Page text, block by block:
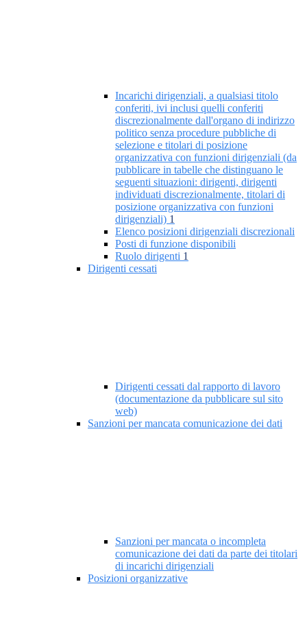
Incarichi dirigenziali, a qualsiasi titolo
conferiti, ivi inclusi quelli conferiti
discrezionalmente dall'organo di indirizzo
politico senza procedure pubbliche di
selezione e titolari di posizione
organizzativa con funzioni dirigenziali (da
pubblicare in tabelle che distinguano le
seguenti situazioni: dirigenti, dirigenti
individuati discrezionalmente, titolari di
posizione organizzativa con funzioni
dirigenziali) 1
Elenco posizioni dirigenziali discrezionali
Posti di funzione disponibili
Ruolo dirigenti 1
Dirigenti cessati
Dirigenti cessati dal rapporto di lavoro
(documentazione da pubblicare sul sito
web)
Sanzioni per mancata comunicazione dei dati
Sanzioni per mancata o incompleta
comunicazione dei dati da parte dei titolari
di incarichi dirigenziali
Posizioni organizzative